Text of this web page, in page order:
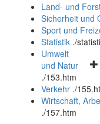
und
schließen
Land- und
Sicherheit und
Sport und
Statistik ./
Umwelt
und Natur
./153.htm
Verkehr ./
Wirtschaft,
./157.htm